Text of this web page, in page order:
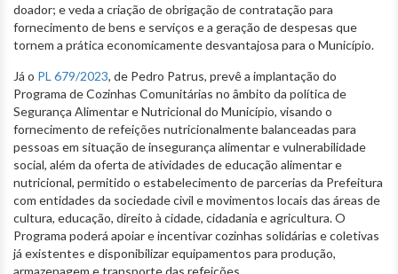
doador; e veda a criação de obrigação de contratação para
fornecimento de bens e serviços e a geração de despesas que
tornem a prática economicamente desvantajosa para o Município.
Já o PL 679/2023, de Pedro Patrus, prevê a implantação do
Programa de Cozinhas Comunitárias no âmbito da política de
Segurança Alimentar e Nutricional do Município, visando o
fornecimento de refeições nutricionalmente balanceadas para
pessoas em situação de insegurança alimentar e vulnerabilidade
social, além da oferta de atividades de educação alimentar e
nutricional, permitido o estabelecimento de parcerias da Prefeitura
com entidades da sociedade civil e movimentos locais das áreas de
cultura, educação, direito à cidade, cidadania e agricultura. O
Programa poderá apoiar e incentivar cozinhas solidárias e coletivas
já existentes e disponibilizar equipamentos para produção,
armazenagem e transporte das refeições.